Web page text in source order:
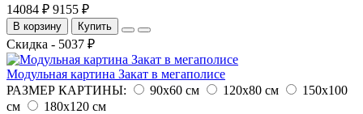
14084 ₽ 9155 ₽
В корзину Купить
Скидка - 5037 ₽
Модульная картина Закат в мегаполисе
РАЗМЕР КАРТИНЫ:
90х60 см 120х80 см
150х100
см
180х120 см